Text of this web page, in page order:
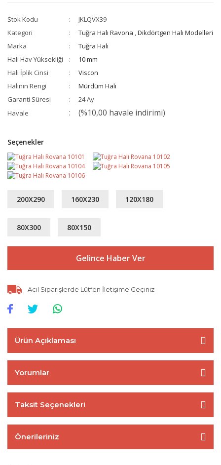
Stok Kodu
JKLQVX39
Kategori
Tuğra Halı Ravona ,Dikdörtgen Halı Modelleri
Marka
Tuğra Halı
Halı Hav Yüksekliği
10 mm
Halı İplik Cinsi
Viscon
Halının Rengi
Mürdüm Halı
Garanti Süresi
24 Ay
Havale
(%10,00 havale indirimi)
Seçenekler
200X290 160X230 120X180
80X300 80X150
Gelince Haber Ver
Acil Siparişlerde Lütfen İletişime Geçiniz
Ürün Açıklaması
Yorumlar
Taksit Seçenekleri
Önerileriniz